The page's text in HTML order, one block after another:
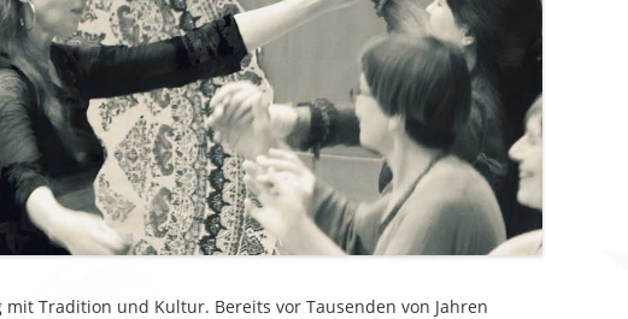
mit Tradition und Kultur. Bereits vor Tausenden von Jahren